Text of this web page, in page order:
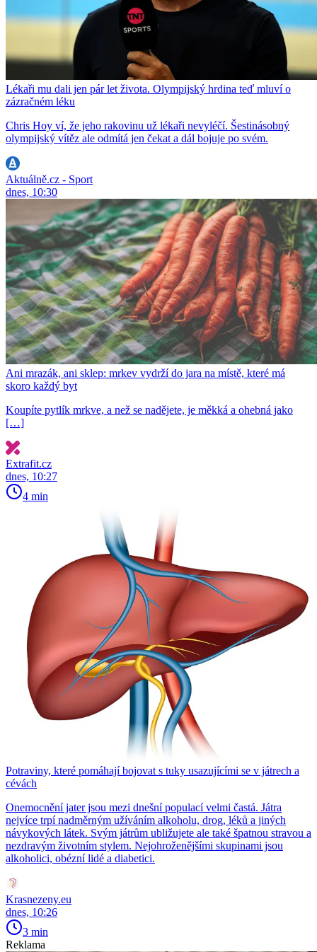
Lékaři mu dali jen pár let života. Olympijský hrdina teď mluví o
zázračném léku
Chris Hoy ví, že jeho rakovinu už lékaři nevyléčí. Šestinásobný
olympijský vítěz ale odmítá jen čekat a dál bojuje po svém.
Aktuálně.cz - Sport
dnes, 10:30
Ani mrazák, ani sklep: mrkev vydrží do jara na místě, které má
skoro každý byt
Koupíte pytlík mrkve, a než se nadějete, je měkká a ohebná jako
[…]
Extrafit.cz
dnes, 10:27
4 min
Potraviny, které pomáhají bojovat s tuky usazujícími se v játrech a
cévách
Onemocnění jater jsou mezi dnešní populací velmi častá. Játra
nejvíce trpí nadměrným užíváním alkoholu, drog, léků a jiných
návykových látek. Svým játrům ubližujete ale také špatnou stravou a
nezdravým životním stylem. Nejohroženějšími skupinami jsou
alkoholici, obézní lidé a diabetici.
Krasnezeny.eu
dnes, 10:26
3 min
Reklama